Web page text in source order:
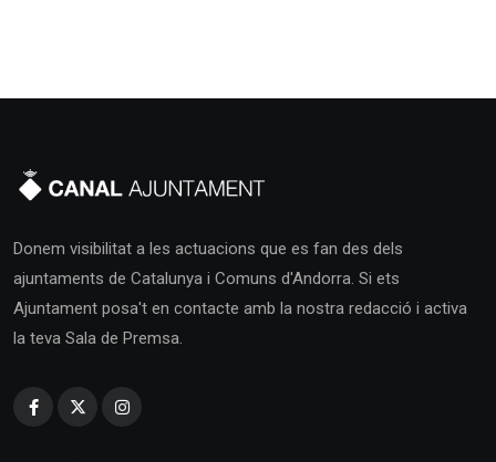
Donem visibilitat a les actuacions que es fan des dels
ajuntaments de Catalunya i Comuns d'Andorra. Si ets
Ajuntament posa't en contacte amb la nostra redacció i activa
la teva Sala de Premsa.